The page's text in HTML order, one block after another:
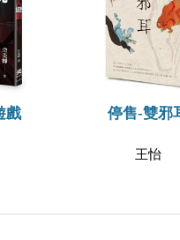
戲 停售-雙邪
王怡